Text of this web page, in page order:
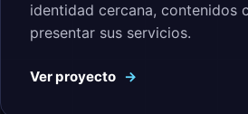
identidad cercana, contenidos
presentar sus servicios.
Ver proyecto →